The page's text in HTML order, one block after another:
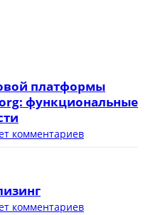
платформы
функциональные
комментариев
комментариев